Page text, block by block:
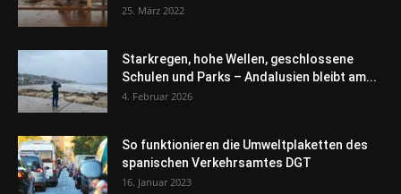
25. März 2022
Starkregen, hohe Wellen, geschlossene
Schulen und Parks – Andalusien bleibt am...
4. Februar 2026
So funktionieren die Umweltplaketten des
spanischen Verkehrsamtes DGT
16. Januar 2023